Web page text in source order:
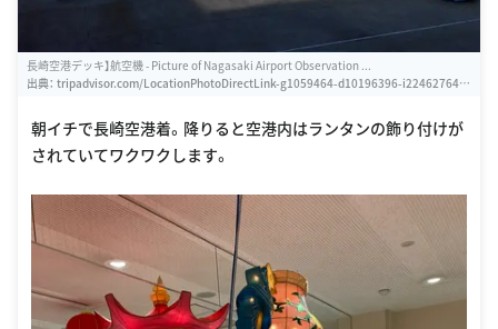
長崎空港デッキ】航空機 - Picture of Nagasaki Airport Observation ...
出典： tripadvisor.com/LocationPhotoDirectLink-g1059464-d10196396-i224627642-
朝イチで長崎空港着。降りると空港内はランタンの飾り付けが
されていてワクワクします。